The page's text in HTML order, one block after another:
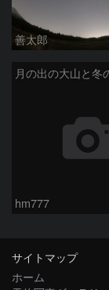
善太郎
月の出の大山と冬
hm777
サイトマップ
ホーム